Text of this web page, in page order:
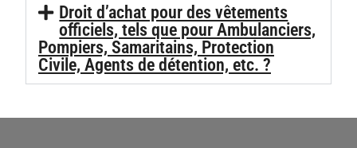
Droit d’achat pour des vêtements
officiels, tels que pour Ambulanciers,
Pompiers, Samaritains, Protection
Civile, Agents de détention, etc. ?